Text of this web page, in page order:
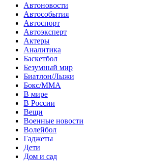
Автоновости
Автособытия
Автоспорт
Автоэксперт
Актеры
Аналитика
Баскетбол
Безумный мир
Биатлон/Лыжи
Бокс/MMA
В мире
В России
Вещи
Военные новости
Волейбол
Гаджеты
Дети
Дом и сад